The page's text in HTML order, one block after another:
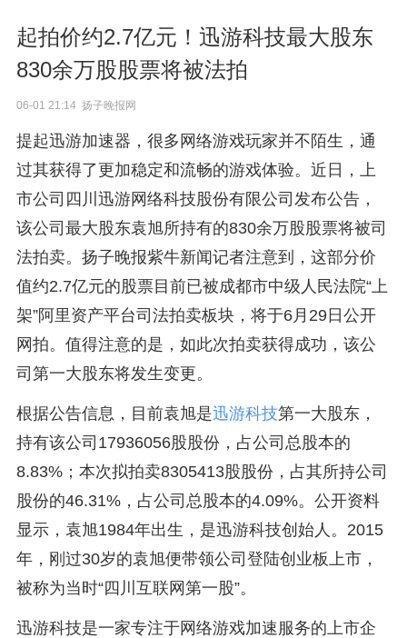
起拍价约2.7亿元！迅游科技最大股东
830余万股股票将被法拍
06-01 21:14 扬子晚报网
提起迅游加速器，很多网络游戏玩家并不陌生，通
过其获得了更加稳定和流畅的游戏体验。近日，上
市公司四川迅游网络科技股份有限公司发布公告，
该公司最大股东袁旭所持有的830余万股股票将被司
法拍卖。扬子晚报紫牛新闻记者注意到，这部分价
值约2.7亿元的股票目前已被成都市中级人民法院“上
架”阿里资产平台司法拍卖板块，将于6月29日公开
网拍。值得注意的是，如此次拍卖获得成功，该公
司第一大股东将发生变更。
根据公告信息，目前袁旭是迅游科技第一大股东，
持有该公司17936056股股份，占公司总股本的
8.83%；本次拟拍卖8305413股股份，占其所持公司
股份的46.31%，占公司总股本的4.09%。公开资料
显示，袁旭1984年出生，是迅游科技创始人。2015
年，刚过30岁的袁旭便带领公司登陆创业板上市，
被称为当时“四川互联网第一股”。
迅游科技是一家专注于网络游戏加速服务的上市企